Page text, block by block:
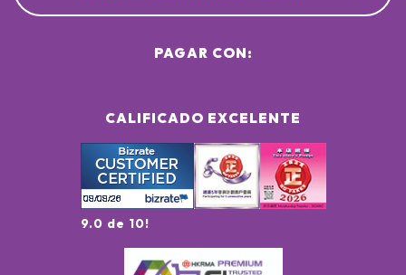
CALIFICADO EXCELENTE
9.0 de 10!
PAGAR CON: